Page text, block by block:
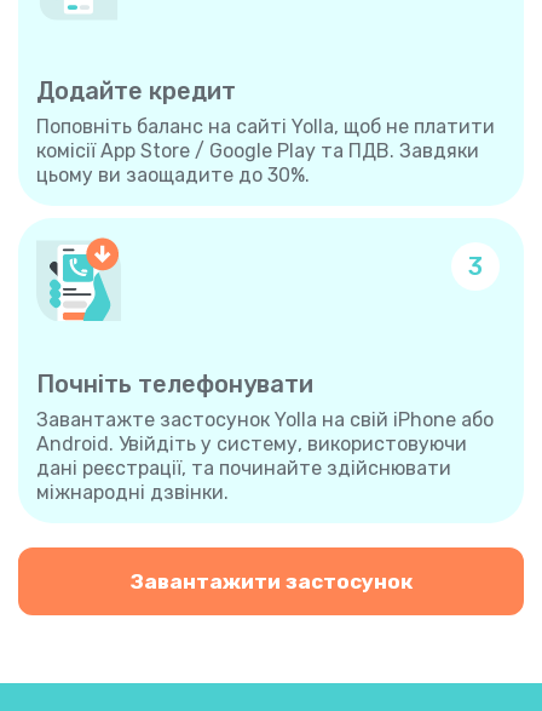
Додайте кредит
Поповніть баланс на сайті Yolla, щоб не платити
комісії App Store / Google Play та ПДВ. Завдяки
цьому ви заощадите до 30%.
3
Почніть телефонувати
Завантажте застосунок Yolla на свій iPhone або
Android. Увійдіть у систему, використовуючи
дані реєстрації, та починайте здійснювати
міжнародні дзвінки.
Завантажити застосунок